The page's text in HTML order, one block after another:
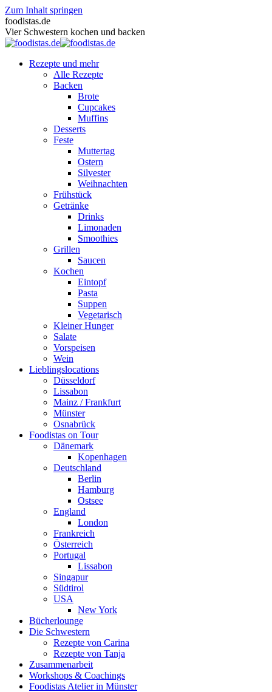
Zum Inhalt springen
foodistas.de
Vier Schwestern kochen und backen
Rezepte und mehr
Alle Rezepte
Backen
Brote
Cupcakes
Muffins
Desserts
Feste
Muttertag
Ostern
Silvester
Weihnachten
Frühstück
Getränke
Drinks
Limonaden
Smoothies
Grillen
Saucen
Kochen
Eintopf
Pasta
Suppen
Vegetarisch
Kleiner Hunger
Salate
Vorspeisen
Wein
Lieblingslocations
Düsseldorf
Lissabon
Mainz / Frankfurt
Münster
Osnabrück
Foodistas on Tour
Dänemark
Kopenhagen
Deutschland
Berlin
Hamburg
Ostsee
England
London
Frankreich
Österreich
Portugal
Lissabon
Singapur
Südtirol
USA
New York
Bücherlounge
Die Schwestern
Rezepte von Carina
Rezepte von Tanja
Zusammenarbeit
Workshops & Coachings
Foodistas Atelier in Münster